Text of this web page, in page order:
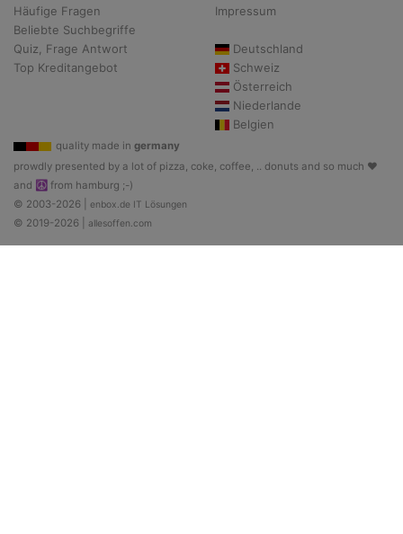
Häufige Fragen
Beliebte Suchbegriffe
Quiz, Frage Antwort
Top Kreditangebot
Impressum
Deutschland
Schweiz
Österreich
Niederlande
Belgien
quality made in germany
prowdly presented by a lot of pizza, coke, coffee, .. donuts and so much ♥
and ☮ from hamburg ;-)
© 2003-2026 | enbox.de IT Lösungen
© 2019-2026 | allesoffen.com